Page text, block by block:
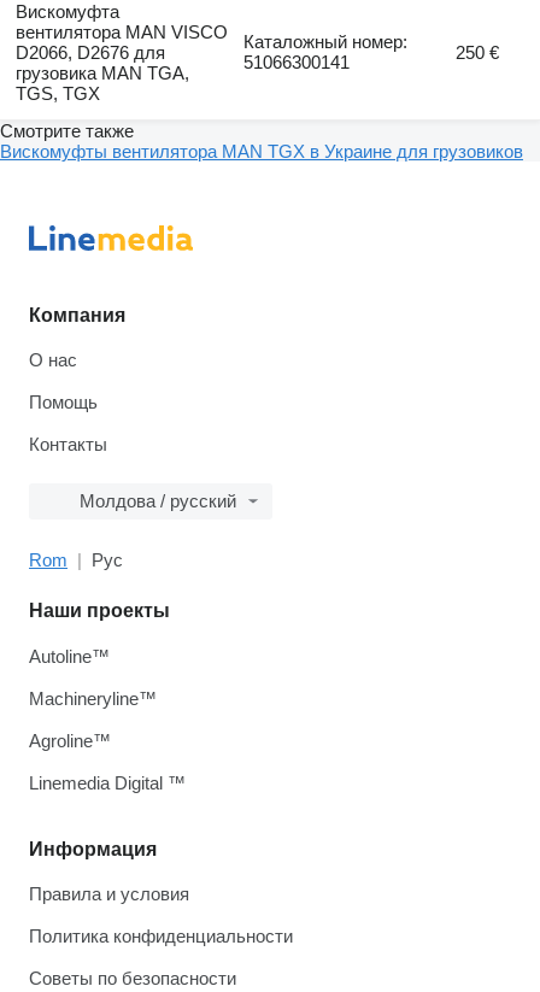
Вискомуфта
вентилятора MAN VISCO
D2066, D2676 для
грузовика MAN TGA,
TGS, TGX
Каталожный номер:
51066300141
250 €
Смотрите также
Вискомуфты вентилятора MAN TGX в Украине для грузовиков
Компания
О нас
Помощь
Контакты
Молдова / русский
Rom Рус
Информация
Правила и условия
Политика конфиденциальности
Советы по безопасности
Наши проекты
Autoline™
Machineryline™
Agroline™
Linemedia Digital ™